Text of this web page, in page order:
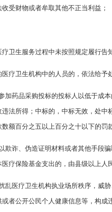
受财物或者牟取其他不正当利益；
疗卫生服务过程中未按照规定履行
疗卫生机构中的人员的，依法给予
加药品采购投标的投标人以低于成
法所得；中标的，中标无效，处
额百分之五以上百分之十以下的
欺诈、伪造证明材料或者其他手段
疗保险基金支出的，由县级以上
乱医疗卫生机构执业场所秩序，威
者公开公民个人健康信息等，构